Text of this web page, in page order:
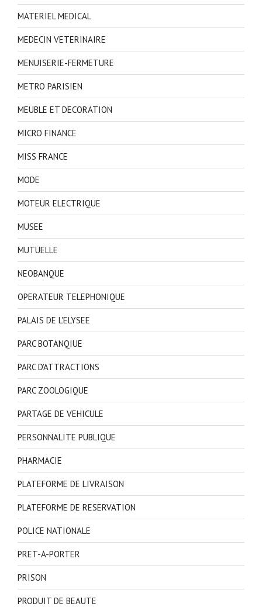
MATERIEL MEDICAL
MEDECIN VETERINAIRE
MENUISERIE-FERMETURE
METRO PARISIEN
MEUBLE ET DECORATION
MICRO FINANCE
MISS FRANCE
MODE
MOTEUR ELECTRIQUE
MUSEE
MUTUELLE
NEOBANQUE
OPERATEUR TELEPHONIQUE
PALAIS DE L'ELYSEE
PARC BOTANQIUE
PARC D'ATTRACTIONS
PARC ZOOLOGIQUE
PARTAGE DE VEHICULE
PERSONNALITE PUBLIQUE
PHARMACIE
PLATEFORME DE LIVRAISON
PLATEFORME DE RESERVATION
POLICE NATIONALE
PRET-A-PORTER
PRISON
PRODUIT DE BEAUTE